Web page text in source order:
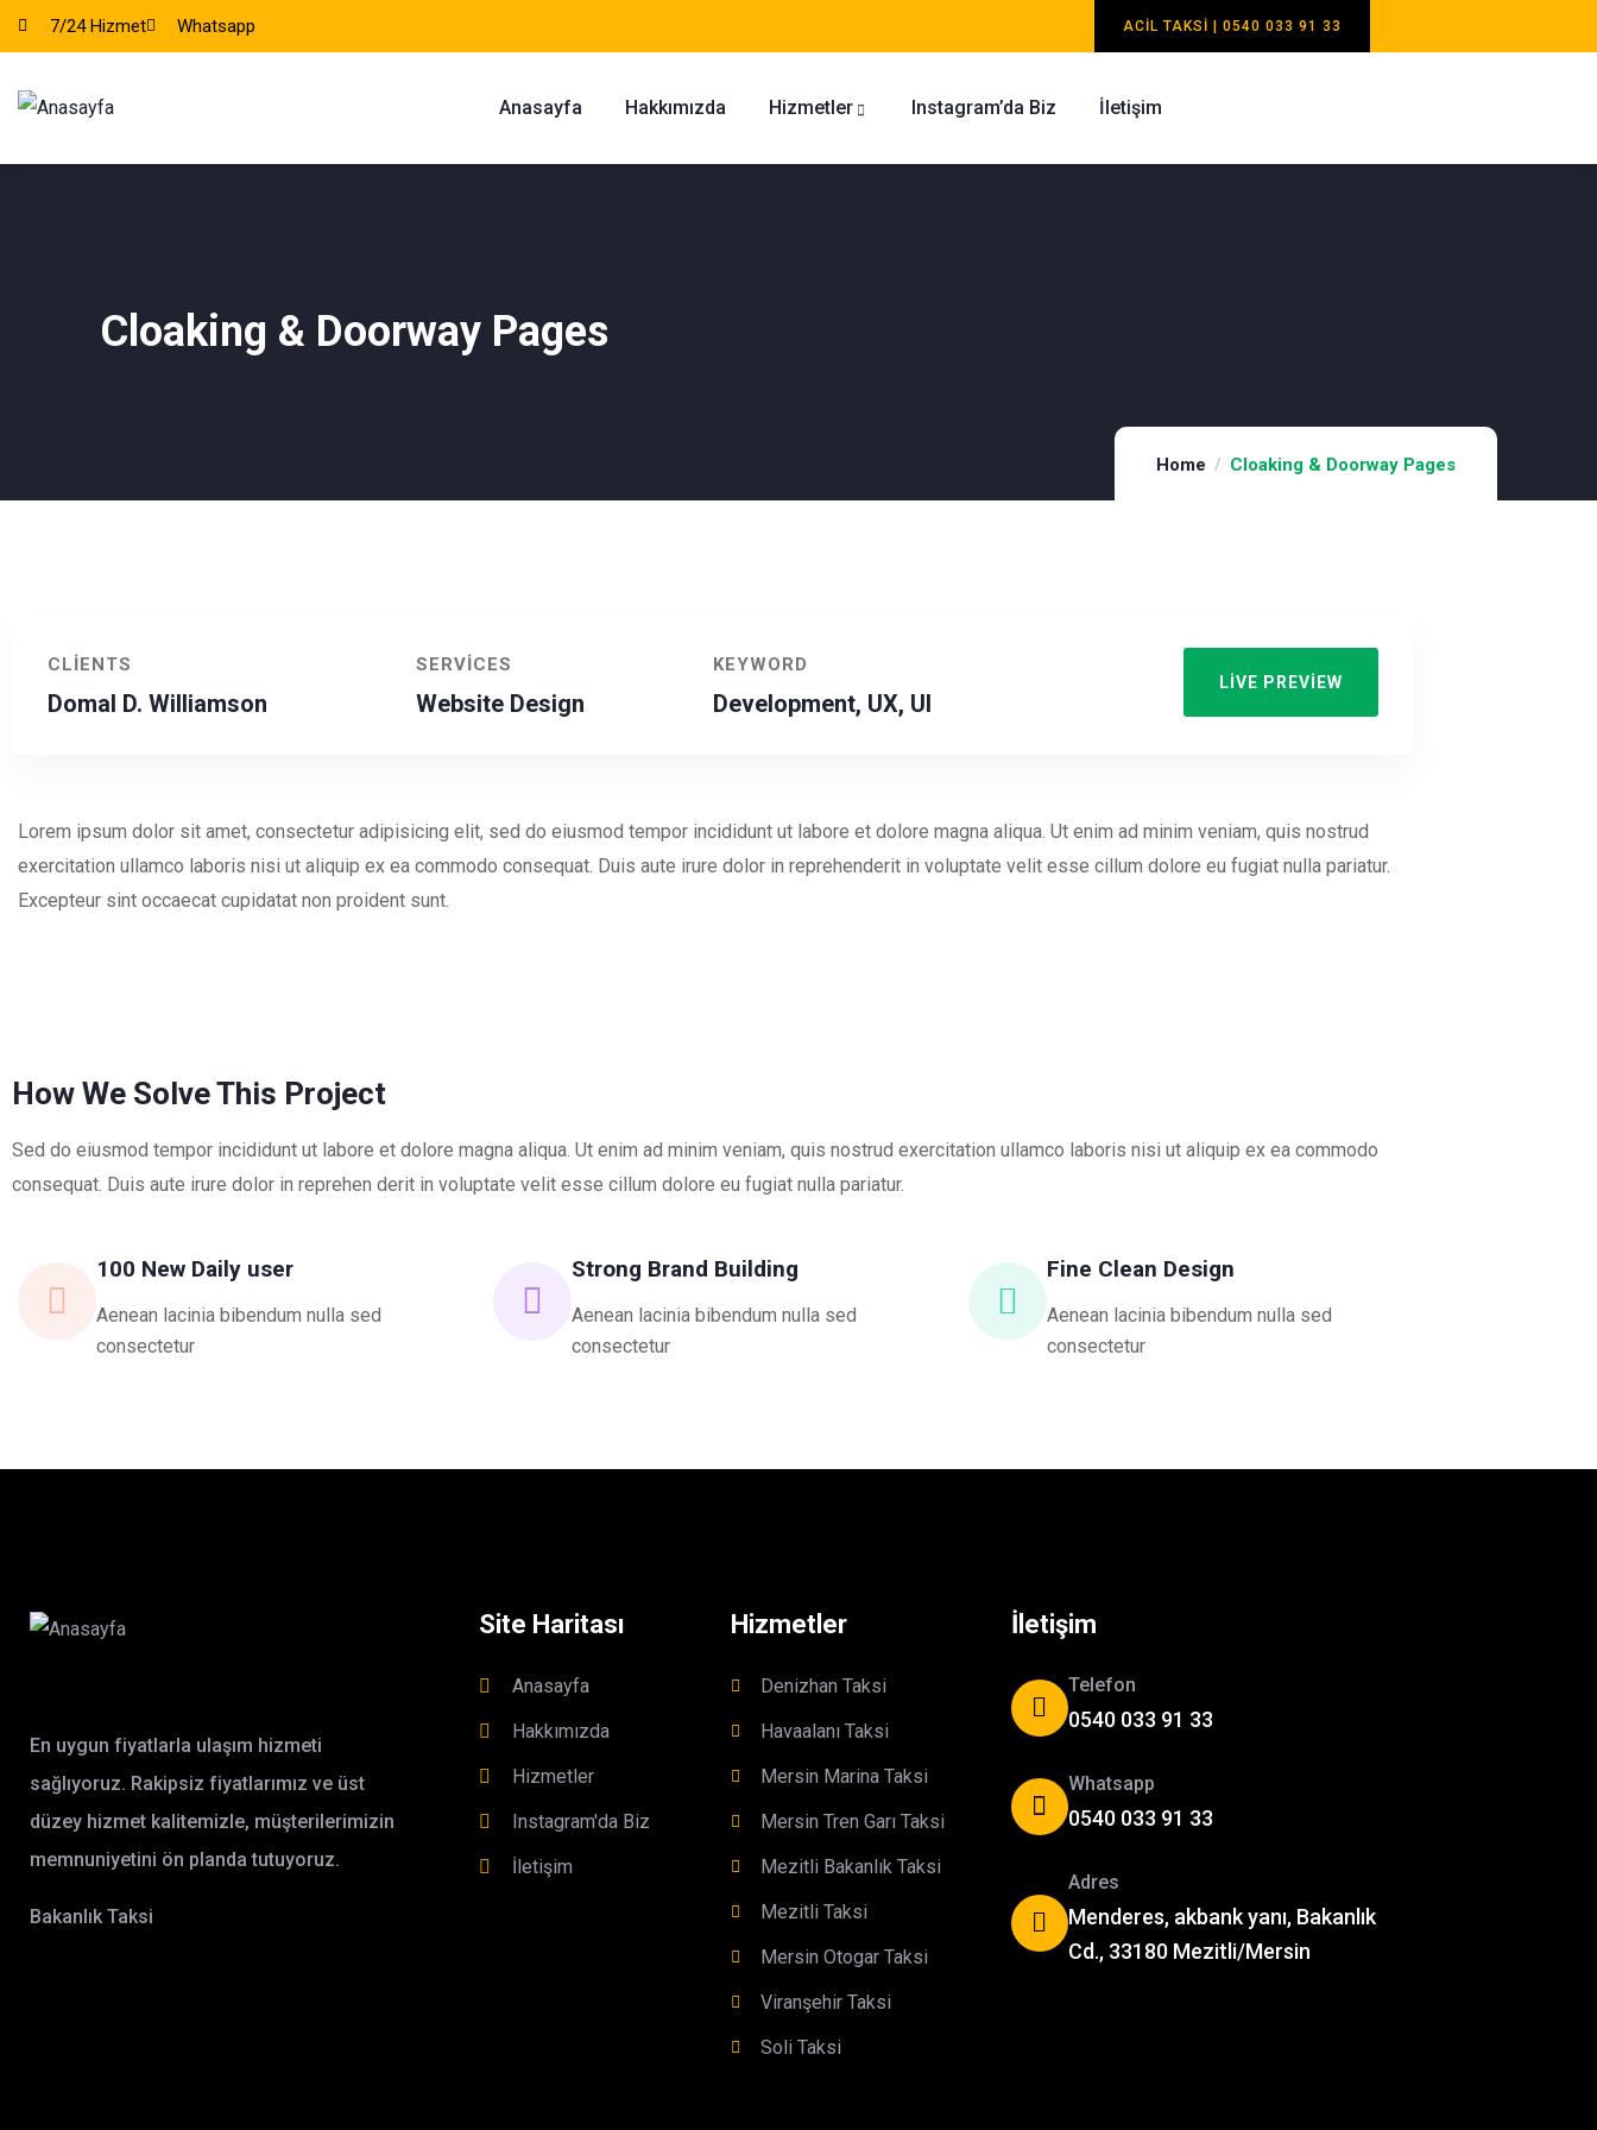
7/24 Hizmet Whatsapp ACIL TAKSI | 0540 033 91 33
Anasayfa Hakkımızda Hizmetler Instagram’da Biz İletişim
Cloaking & Doorway Pages
Home Cloaking & Doorway Pages
CLIENTS
Domal D. Williamson
SERVICES
Website Design
KEYWORD
Development, UX, UI
LIVE PREVIEW
Lorem ipsum dolor sit amet, consectetur adipisicing elit, sed do eiusmod tempor incididunt ut labore et dolore magna aliqua. Ut enim ad minim veniam, quis nostrud
exercitation ullamco laboris nisi ut aliquip ex ea commodo consequat. Duis aute irure dolor in reprehenderit in voluptate velit esse cillum dolore eu fugiat nulla pariatur.
Excepteur sint occaecat cupidatat non proident sunt.
How We Solve This Project
Sed do eiusmod tempor incididunt ut labore et dolore magna aliqua. Ut enim ad minim veniam, quis nostrud exercitation ullamco laboris nisi ut aliquip ex ea commodo
consequat. Duis aute irure dolor in reprehen derit in voluptate velit esse cillum dolore eu fugiat nulla pariatur.
100 New Daily user
Aenean lacinia bibendum nulla sed
consectetur
Strong Brand Building
Aenean lacinia bibendum nulla sed
consectetur
Fine Clean Design
Aenean lacinia bibendum nulla sed
consectetur
En uygun fiyatlarla ulaşım hizmeti
sağlıyoruz. Rakipsiz fiyatlarımız ve üst
düzey hizmet kalitemizle, müşterilerimizin
memnuniyetini ön planda tutuyoruz.
Bakanlık Taksi
Site Haritası
Anasayfa
Hakkımızda
Hizmetler
Instagram'da Biz
İletişim
Hizmetler
Denizhan Taksi
Havaalanı Taksi
Mersin Marina Taksi
Mersin Tren Garı Taksi
Mezitli Bakanlık Taksi
Mezitli Taksi
Mersin Otogar Taksi
Viranşehir Taksi
Soli Taksi
İletişim
Telefon
0540 033 91 33
Whatsapp
0540 033 91 33
Adres
Menderes, akbank yanı, Bakanlık
Cd., 33180 Mezitli/Mersin